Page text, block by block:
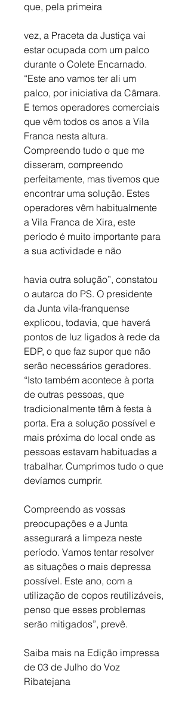
que, pela primeira
vez, a Praceta da Justiça vai
estar ocupada com um palco
durante o Colete Encarnado.
“Este ano vamos ter ali um
palco, por iniciativa da Câmara.
E temos operadores comerciais
que vêm todos os anos a Vila
Franca nesta altura.
Compreendo tudo o que me
disseram, compreendo
perfeitamente, mas tivemos que
encontrar uma solução. Estes
operadores vêm habitualmente
a Vila Franca de Xira, este
período é muito importante para
a sua actividade e não
havia outra solução”, constatou
o autarca do PS. O presidente
da Junta vila-franquense
explicou, todavia, que haverá
pontos de luz ligados à rede da
EDP, o que faz supor que não
serão necessários geradores.
“Isto também acontece à porta
de outras pessoas, que
tradicionalmente têm à festa à
porta. Era a solução possível e
mais próxima do local onde as
pessoas estavam habituadas a
trabalhar. Cumprimos tudo o que
devíamos cumprir.
Compreendo as vossas
preocupações e a Junta
assegurará a limpeza neste
período. Vamos tentar resolver
as situações o mais depressa
possível. Este ano, com a
utilização de copos reutilizáveis,
penso que esses problemas
serão mitigados”, prevê.
Saiba mais na Edição impressa
de 03 de Julho do Voz
Ribatejana